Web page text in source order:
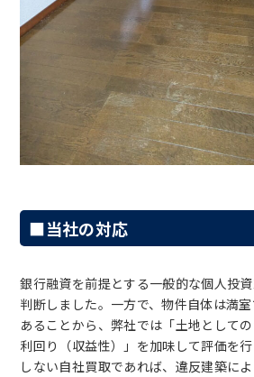
■当社の対応
銀行融資を前提とする一般的な個人投
判断しました。一方で、物件自体は満
あることから、弊社では「土地として
利回り（収益性）」を加味して評価を
しない自社買取であれば、違反建築に